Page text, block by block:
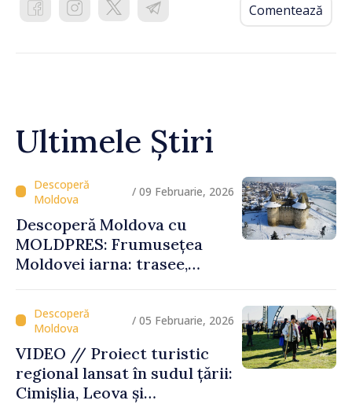
Comentează
Ultimele Știri
/ 09 Februarie, 2026
Descoperă Moldova cu
MOLDPRES: Frumusețea
Moldovei iarna: trasee,
/ 05 Februarie, 2026
VIDEO // Proiect turistic
regional lansat în sudul țării:
Cimișlia, Leova și